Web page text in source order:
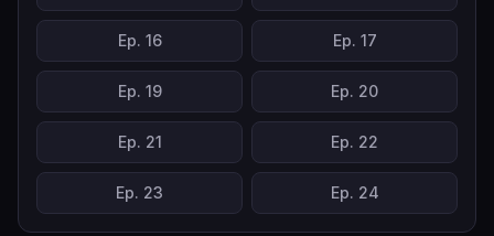
Ep. 16 Ep. 17
Ep. 19 Ep. 20
Ep. 21 Ep. 22
Ep. 23 Ep. 24